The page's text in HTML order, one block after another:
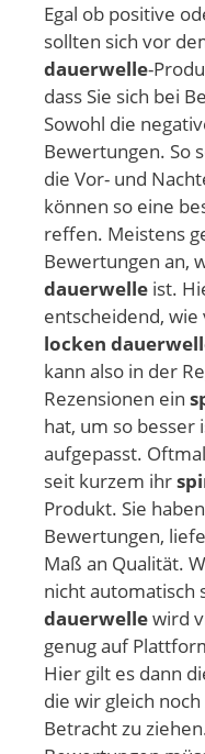
Egal ob positive
sollten sich vor
dauerwelle-
dass Sie sich bei
Sowohl die
Bewertungen. So
die Vor- und
können so eine
reffen. Meistens
Bewertungen an,
dauerwelle ist.
entscheidend, wie
locken
kann also in der
Rezensionen ein
hat, um so besser
aufgepasst.
seit kurzem ihr
Produkt. Sie
Bewertungen,
Maß an Qualität.
nicht automatisch
dauerwellewird
genug auf
Hier gilt es dann
die wir gleich
Betracht zu